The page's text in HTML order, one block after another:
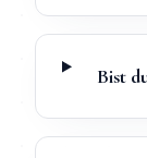
Bist